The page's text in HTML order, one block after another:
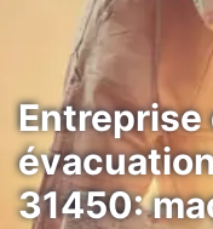
31450: